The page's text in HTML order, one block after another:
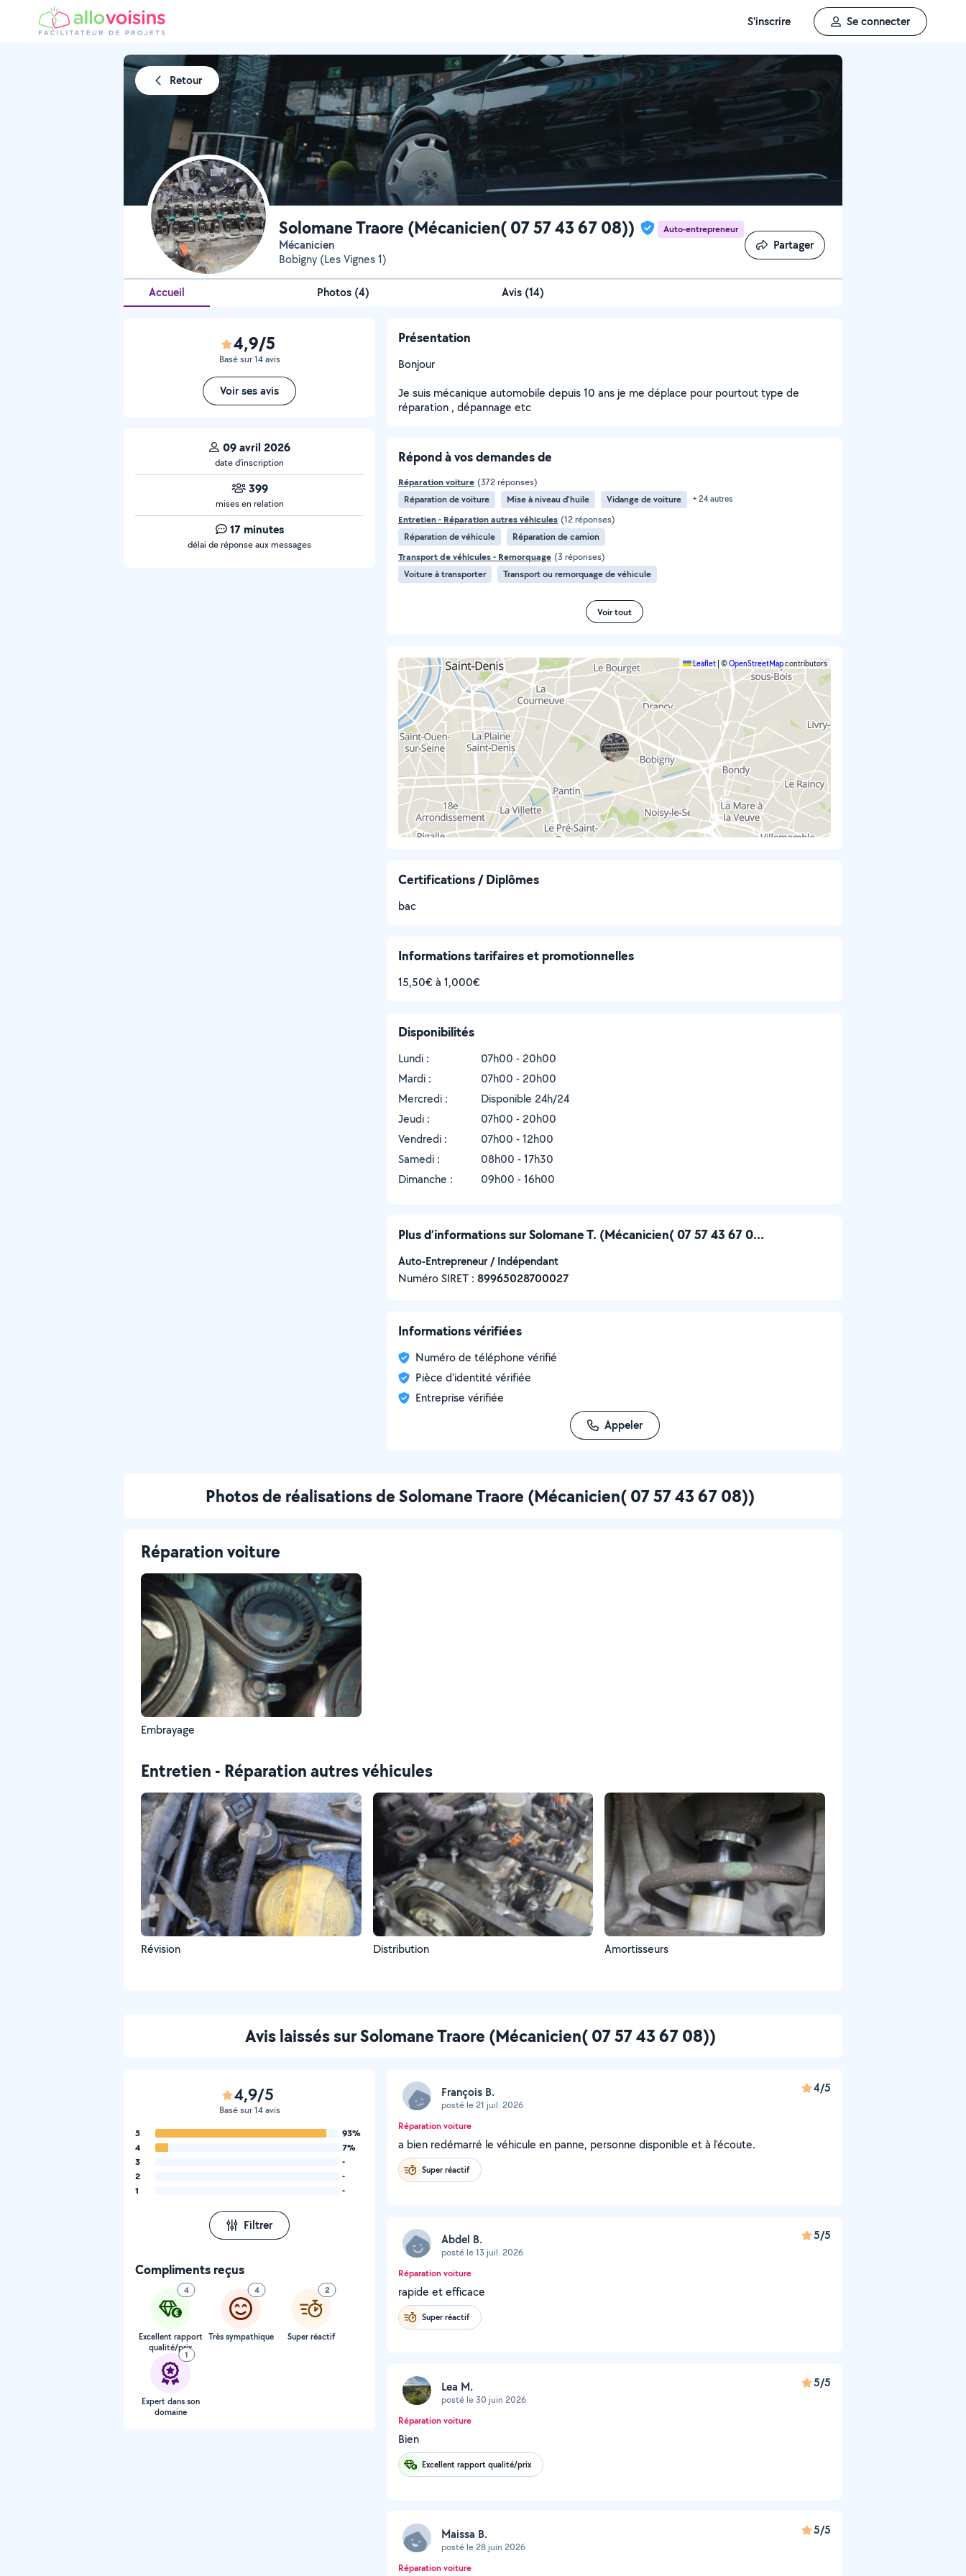
S'inscrire Se connecter
Retour
Solomane Traore (Mécanicien( 07 57 43 67 08)) Auto-entrepreneur
Mécanicien
Bobigny (Les Vignes 1)
Partager
Partager
Accueil Photos (4) Avis (14)
4,9/5
Basé sur 14 avis
Voir ses avis
09 avril 2026
date d’inscription
399
mises en relation
17 minutes
délai de réponse aux messages
Présentation
Bonjour
Je suis mécanique automobile depuis 10 ans je me déplace pour pourtout type de
réparation , dépannage etc
Répond à vos demandes de
Réparation voiture (372 réponses)
Réparation de voiture
Mise à niveau d'huile Vidange de voiture + 24 autres
Entretien - Réparation autres véhicules (12 réponses)
Réparation de véhicule
Réparation de camion
Transport de véhicules - Remorquage (3 réponses)
Voiture à transporter
Transport ou remorquage de véhicule
Voir tout
Leaflet ©OpenStreetMapcontributors
Certifications / Diplômes
bac
Informations tarifaires et promotionnelles
15,50€ à 1,000€
Disponibilités
Lundi :
07h00 - 20h00
Mardi :
07h00 - 20h00
Mercredi :
Disponible 24h/24
Jeudi :
07h00 - 20h00
Vendredi :
07h00 - 12h00
Samedi :
08h00 - 17h30
Dimanche :
09h00 - 16h00
Plus d’informations sur Solomane T. (Mécanicien( 07 57 43 67 0...
Auto-Entrepreneur / Indépendant
Numéro SIRET : ‍89965028700027
Informations vérifiées
Numéro de téléphone vérifié
Pièce d'identité vérifiée
Entreprise vérifiée
Appeler
Photos de réalisations de Solomane Traore (Mécanicien( 07 57 43 67 08))
Réparation voiture
Embrayage
Entretien - Réparation autres véhicules
Révision Distribution Amortisseurs
Avis laissés sur Solomane Traore (Mécanicien( 07 57 43 67 08))
4,9/5
Basé sur 14 avis
5
93%
4
7%
3
-
2
-
1
-
Filtrer
Compliments reçus
4
Excellent rapport
qualité/prix
4
Très sympathique
2
Super réactif
1
Expert dans son
domaine
François B.
posté le 21 juil. 2026
4/5
Réparation voiture
a bien redémarré le véhicule en panne, personne disponible et à l'écoute.
Super réactif
Abdel B.
posté le 13 juil. 2026
5/5
Réparation voiture
rapide et efficace
Super réactif
Lea M.
posté le 30 juin 2026
5/5
Réparation voiture
Bien
Excellent rapport qualité/prix
Maissa B.
posté le 28 juin 2026
5/5
Réparation voiture